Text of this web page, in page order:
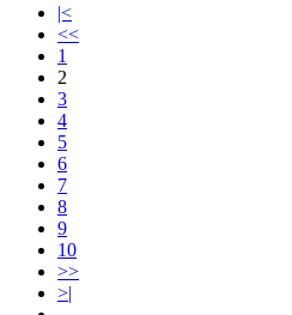
|<
<<
1
2
3
4
5
6
7
8
9
10
>>
>|